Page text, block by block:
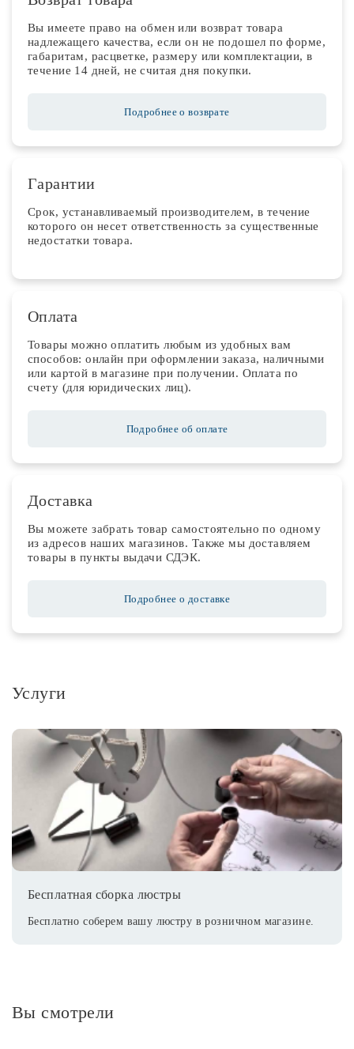
Вы имеете право на обмен или возврат товара
надлежащего качества, если он не подошел по форме,
габаритам, расцветке, размеру или комплектации, в
течение 14 дней, не считая дня покупки.
Подробнее о возврате
Гарантии
Срок, устанавливаемый производителем, в течение
которого он несет ответственность за существенные
недостатки товара.
Оплата
Товары можно оплатить любым из удобных вам
способов: онлайн при оформлении заказа, наличными
или картой в магазине при получении. Оплата по
счету (для юридических лиц).
Подробнее об оплате
Доставка
Вы можете забрать товар самостоятельно по одному
из адресов наших магазинов. Также мы доставляем
товары в пункты выдачи СДЭК.
Подробнее о доставке
Услуги
Бесплатная сборка люстры
Бесплатно соберем вашу люстру в розничном магазине.
Вы смотрели